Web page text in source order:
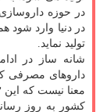
در حوزه
در دنیا وارد شود
تولید نماید.
داروهای مصرفی
کشور به روز